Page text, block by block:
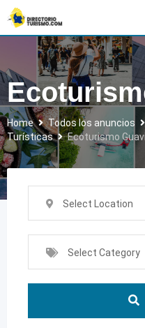
Skip
to
content
Home Todos los anuncios
Turísticas
Ecoturismo
Select Location
Select Category